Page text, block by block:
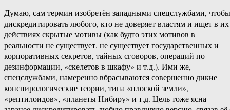
Думаю, сам термин изобретён западными спецслужбами, чтобы
дискредитировать любого, кто не доверяет властям и ищет в их
действиях скрытые мотивы (как будто этих мотивов в
реальности не существует, не существует государственных и
корпоративных секретов, тайных сговоров, операций по
дезинформации, «скелетов в шкафу» и т.д.). Ими же,
спецслужбами, намеренно вбрасываются совершенно дикие
конспирологические теории, типа «плоской земли»,
«рептилоидов», «планеты Нибиру» и т.д. Цель тоже ясна —